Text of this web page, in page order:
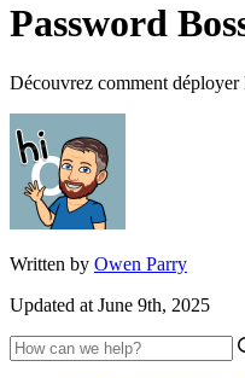
Password
Découvrez comment
Written by Owen Parry
Updated at June 9th, 2025